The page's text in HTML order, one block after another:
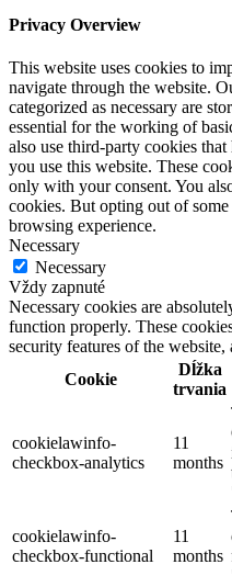
Privacy Overview
This website uses cookies to
navigate through the website.
categorized as necessary are
essential for the working of
also use third-party cookies
you use this website. These
only with your consent. You
cookies. But opting out of
browsing experience.
Necessary
Necessary
Vždy zapnuté
Necessary cookies are
function properly. These
security features of the website,
Cookie
Dĺžka
trvania
cookielawinfo-
checkbox-analytics
11
months
cookielawinfo-
checkbox-functional
11
months